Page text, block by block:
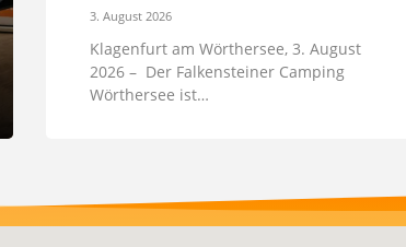
3. August 2026
Klagenfurt am Wörthersee, 3. August
2026 – Der Falkensteiner Camping
Wörthersee ist…